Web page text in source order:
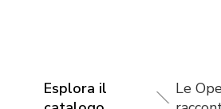
Esplora il
Le